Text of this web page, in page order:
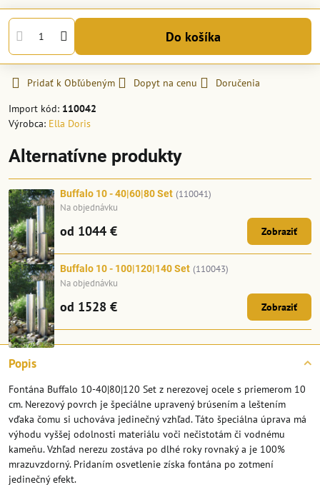
Do košíka
Pridať k Obľúbeným Dopyt na cenu
Doručenia
Import kód: 110042
Výrobca: Ella Doris
Popis
Fontána Buffalo 10-40|80|120 Set z nerezovej ocele s priemerom 10
cm. Nerezový povrch je špeciálne upravený brúsením a leštením
vďaka čomu si uchováva jedinečný vzhľad. Táto špeciálna úprava má
výhodu vyššej odolnosti materiálu voči nečistotám či vodnému
kameňu. Vzhľad nerezu zostáva po dlhé roky rovnaký a je 100%
mrazuvzdorný. Pridaním osvetlenie získa fontána po zotmení
jedinečný efekt.
Alternatívne produkty
Buffalo 10 - 40|60|80 Set (110041)
Na objednávku
od 1044 € Zobraziť
Buffalo 10 - 100|120|140 Set (110043)
Na objednávku
od 1528 € Zobraziť